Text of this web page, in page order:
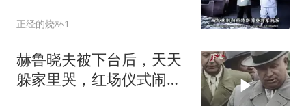
正经的烧杯1
赫鲁晓夫被下台后，天天
躲家里哭，红场仪式闹出